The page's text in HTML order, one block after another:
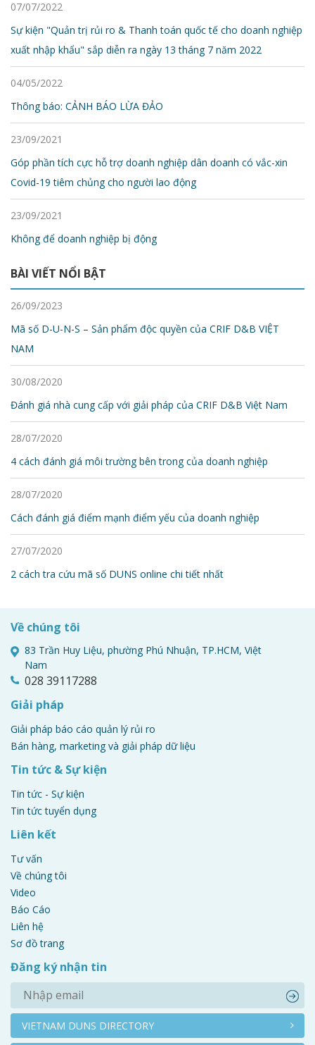
07/07/2022
Sự kiện "Quản trị rủi ro & Thanh toán quốc tế cho doanh nghiệp
xuất nhập khẩu" sắp diễn ra ngày 13 tháng 7 năm 2022
04/05/2022
Thông báo: CẢNH BÁO LỪA ĐẢO
23/09/2021
Góp phần tích cực hỗ trợ doanh nghiệp dân doanh có vắc-xin
Covid-19 tiêm chủng cho người lao động
23/09/2021
Không để doanh nghiệp bị động
BÀI VIẾT NỔI BẬT
26/09/2023
Mã số D-U-N-S – Sản phẩm độc quyền của CRIF D&B VIỆT
NAM
30/08/2020
Đánh giá nhà cung cấp với giải pháp của CRIF D&B Việt Nam
28/07/2020
4 cách đánh giá môi trường bên trong của doanh nghiệp
28/07/2020
Cách đánh giá điểm mạnh điểm yếu của doanh nghiệp
27/07/2020
2 cách tra cứu mã số DUNS online chi tiết nhất
Về chúng tôi
83 Trần Huy Liệu, phường Phú Nhuận, TP.HCM, Việt
Nam
028 39117288
Giải pháp
Giải pháp báo cáo quản lý rủi ro
Bán hàng, marketing và giải pháp dữ liệu
Tin tức & Sự kiện
Tin tức - Sự kiện
Tin tức tuyển dụng
Liên kết
Tư vấn
Về chúng tôi
Video
Báo Cáo
Liên hệ
Sơ đồ trang
Đăng ký nhận tin
VIETNAM DUNS DIRECTORY